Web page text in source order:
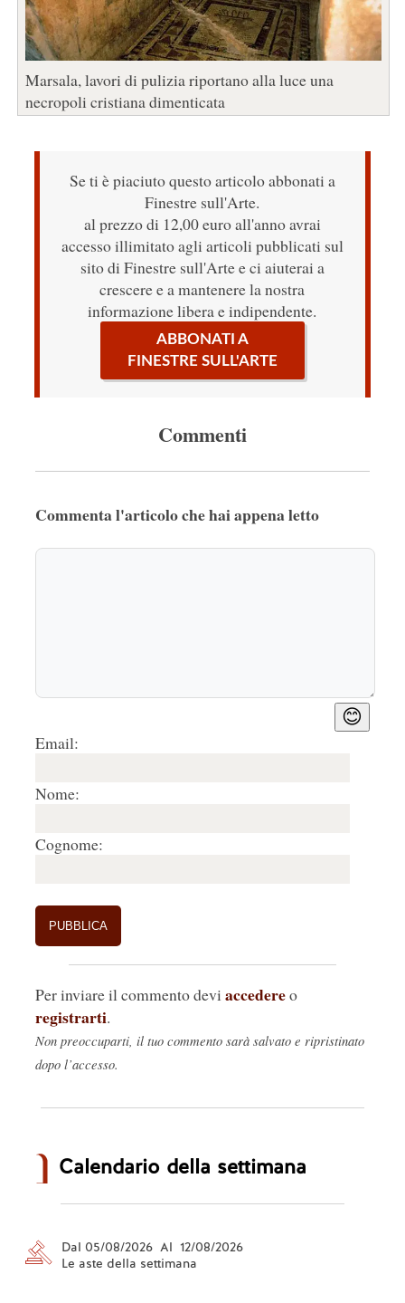
Marsala, lavori di pulizia riportano alla luce una
necropoli cristiana dimenticata
Se ti è piaciuto questo articolo abbonati a
Finestre sull'Arte.
al prezzo di 12,00 euro all'anno avrai
accesso illimitato agli articoli pubblicati sul
sito di Finestre sull'Arte e ci aiuterai a
crescere e a mantenere la nostra
informazione libera e indipendente.
ABBONATI A
FINESTRE SULL'ARTE
Commenti
Commenta l'articolo che hai appena letto
😊
Email:
Nome:
Cognome:
Per inviare il commento devi accedereo
registrarti.
Non preoccuparti, il tuo commento sarà salvato e ripristinato
dopo l’accesso.
Calendario della settimana
Dal 05/08/2026 Al 12/08/2026
Le aste della settimana